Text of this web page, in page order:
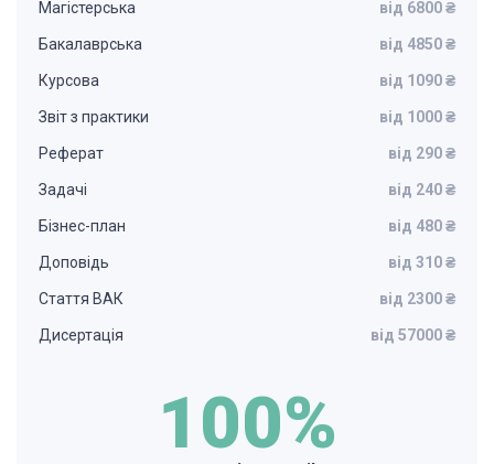
Магістерська від 6800 ₴
Бакалаврська від 4850 ₴
Курсова від 1090 ₴
Звіт з практики від 1000 ₴
Реферат від 290 ₴
Задачі від 240 ₴
Бізнес-план від 480 ₴
Доповідь від 310 ₴
Стаття ВАК від 2300 ₴
Дисертація від 57000 ₴
100%